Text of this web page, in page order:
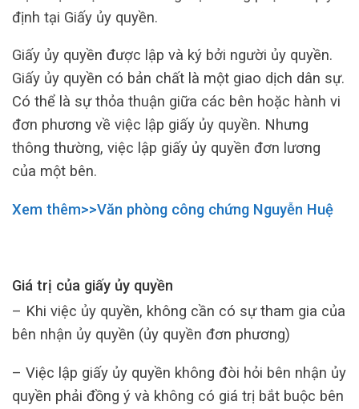
định tại Giấy ủy quyền.
Giấy ủy quyền được lập và ký bởi người ủy quyền.
Giấy ủy quyền có bản chất là một giao dịch dân sự.
Có thể là sự thỏa thuận giữa các bên hoặc hành vi
đơn phương về việc lập giấy ủy quyền. Nhưng
thông thường, việc lập giấy ủy quyền đơn lương
của một bên.
Xem thêm>>Văn phòng công chứng Nguyễn Huệ
Giá trị của giấy ủy quyền
– Khi việc ủy quyền, không cần có sự tham gia của
bên nhận ủy quyền (ủy quyền đơn phương)
– Việc lập giấy ủy quyền không đòi hỏi bên nhận ủy
quyền phải đồng ý và không có giá trị bắt buộc bên